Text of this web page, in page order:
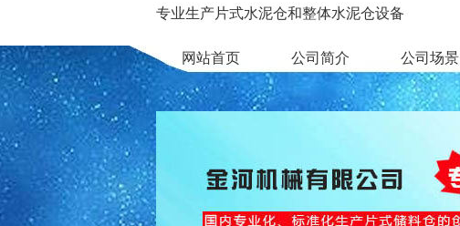
专业生产片式水泥仓和整体水泥仓设备
网站首页 公司简介 公司场景